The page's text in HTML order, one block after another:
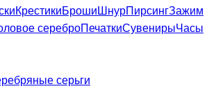
КрестикиБроши ШнурПирсингЗажим
сереброПечаткиСувенирыЧасы
серьги